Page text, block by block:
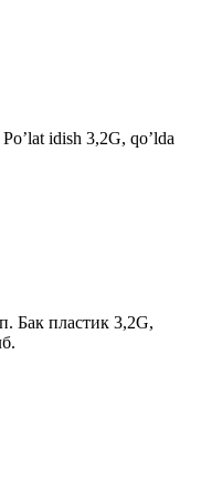
idish 3,2G, qo’lda
Бак плаcтик 3,2G,